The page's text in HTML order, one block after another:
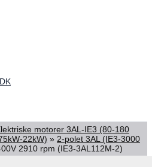
motorer 3AL-IE3 (80-180
22kW) » 2-polet 3AL (IE3-3000
2910 rpm (IE3-3AL112M-2)